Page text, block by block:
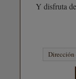
Y disfruta